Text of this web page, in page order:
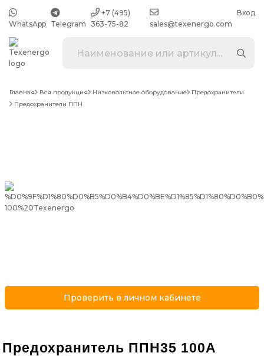
WhatsApp Telegram
+7 (495)
363-75-82
sales@texenergo.com
Вход
Главная Вся продукция Низковольтное оборудование
Предохранители
Предохранители ППН
Проверить в личном кабинете
Предохранитель ППН35 100А